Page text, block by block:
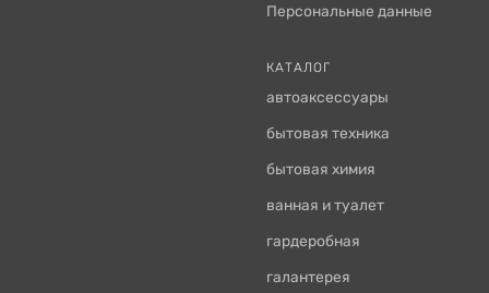
Персональные данные
КАТАЛОГ
автоаксессуары
бытовая техника
бытовая химия
ванная и туалет
гардеробная
галантерея